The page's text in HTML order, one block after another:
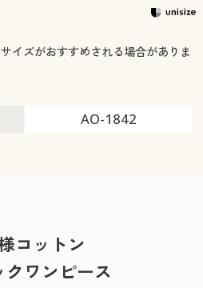
イズがおすすめされる場合がありま
AO-1842
コットン
クワンピース